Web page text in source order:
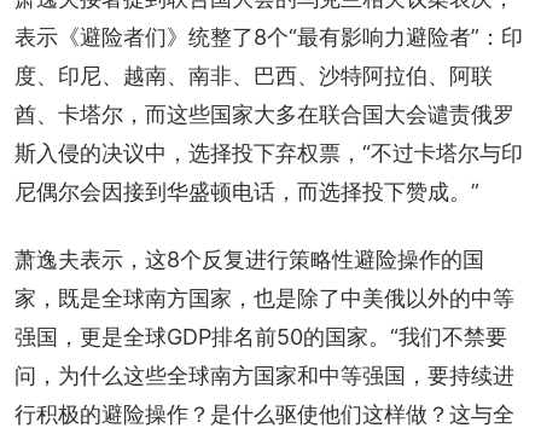
表示《避险者们》统整了8个“最有影响力避险者”：印
度、印尼、越南、南非、巴西、沙特阿拉伯、阿联
酋、卡塔尔，而这些国家大多在联合国大会谴责俄罗
斯入侵的决议中，选择投下弃权票，“不过卡塔尔与印
尼偶尔会因接到华盛顿电话，而选择投下赞成。”
萧逸夫表示，这8个反复进行策略性避险操作的国
家，既是全球南方国家，也是除了中美俄以外的中等
强国，更是全球GDP排名前50的国家。“我们不禁要
问，为什么这些全球南方国家和中等强国，要持续进
行积极的避险操作？是什么驱使他们这样做？这与全